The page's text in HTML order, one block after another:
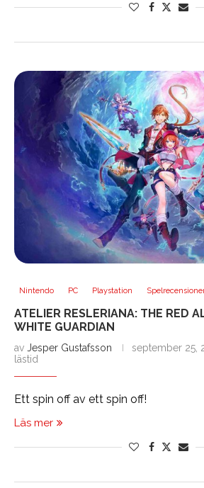
Nintendo PC Playstation
ATELIER RESLERIANA: THE RED
WHITE GUARDIAN
av Jesper Gustafsson september 25,
lästid
Ett spin off av ett spin off!
Läs mer